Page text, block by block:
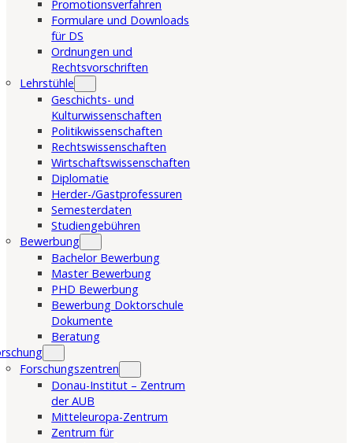
Promotionsverfahren
Formulare und Downloads
für DS
Ordnungen und
Rechtsvorschriften
Lehrstühle
Geschichts- und
Kulturwissenschaften
Politikwissenschaften
Rechtswissenschaften
Wirtschaftswissenschaften
Diplomatie
Herder-/Gastprofessuren
Semesterdaten
Studiengebühren
Bewerbung
Bachelor Bewerbung
Master Bewerbung
PHD Bewerbung
Bewerbung Doktorschule
Dokumente
Beratung
Forschungszentren
Donau-Institut – Zentrum
der AUB
Mitteleuropa-Zentrum
Zentrum für